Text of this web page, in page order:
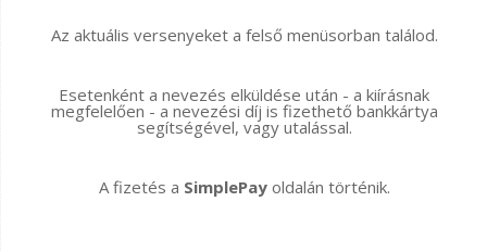
Az aktuális versenyeket a felső menüsorban találod.
Esetenként a nevezés elküldése után - a kiírásnak
megfelelően - a nevezési díj is fizethető bankkártya
segítségével, vagy utalással.
A fizetés a SimplePayoldalán történik.